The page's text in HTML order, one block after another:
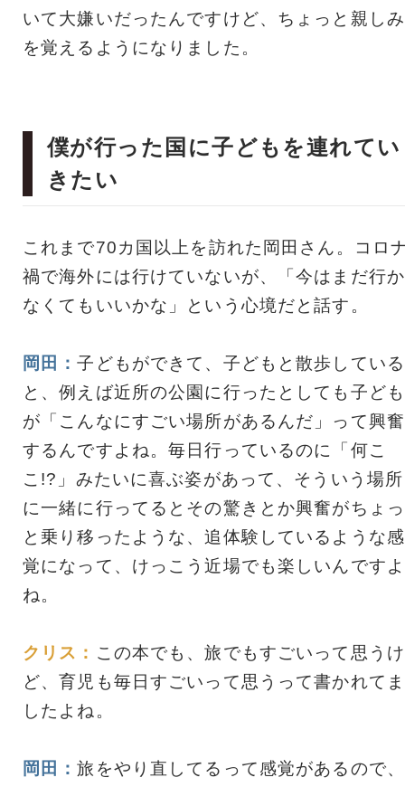
いて大嫌いだったんですけど、ちょっと親しみ
を覚えるようになりました。
僕が行った国に子どもを連れてい
きたい
これまで70カ国以上を訪れた岡田さん。コロ
禍で海外には行けていないが、「今はまだ行か
なくてもいいかな」という心境だと話す。
岡田：子どもができて、子どもと散歩している
と、例えば近所の公園に行ったとしても子ども
が「こんなにすごい場所があるんだ」って興奮
するんですよね。毎日行っているのに「何こ
こ!?」みたいに喜ぶ姿があって、そういう場所
に一緒に行ってるとその驚きとか興奮がちょっ
と乗り移ったような、追体験しているような感
覚になって、けっこう近場でも楽しいんですよ
ね。
クリス： この本でも、旅でもすごいって思うけ
ど、育児も毎日すごいって思うって書かれてま
したよね。
岡田：旅をやり直してるって感覚があるので、